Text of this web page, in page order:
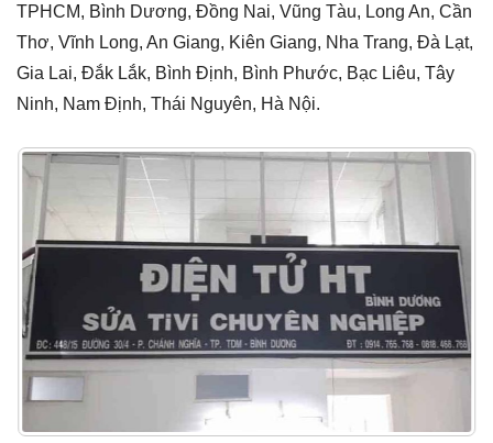
TPHCM, Bình Dương, Đồng Nai, Vũng Tàu, Long An, Cần
Thơ, Vĩnh Long, An Giang, Kiên Giang, Nha Trang, Đà Lạt,
Gia Lai, Đắk Lắk, Bình Định, Bình Phước, Bạc Liêu, Tây
Ninh, Nam Định, Thái Nguyên, Hà Nội.